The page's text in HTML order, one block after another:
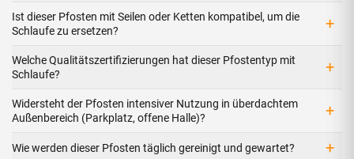
Ist dieser Pfosten mit Seilen oder Ketten kompatibel, um die
Schlaufe zu ersetzen?
+
Welche Qualitätszertifizierungen hat dieser Pfostentyp mit
Schlaufe?
+
Widersteht der Pfosten intensiver Nutzung in überdachtem
Außenbereich (Parkplatz, offene Halle)?
+
Wie werden dieser Pfosten täglich gereinigt und gewartet? +